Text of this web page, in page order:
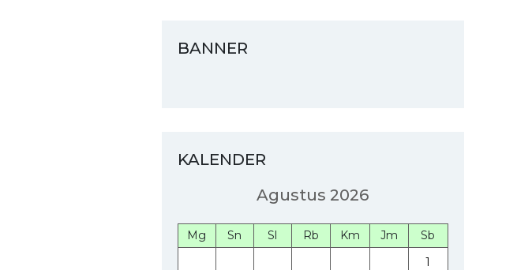
BANNER
KALENDER
Agustus 2026
Mg Sn Sl Rb Km Jm
Sb
1